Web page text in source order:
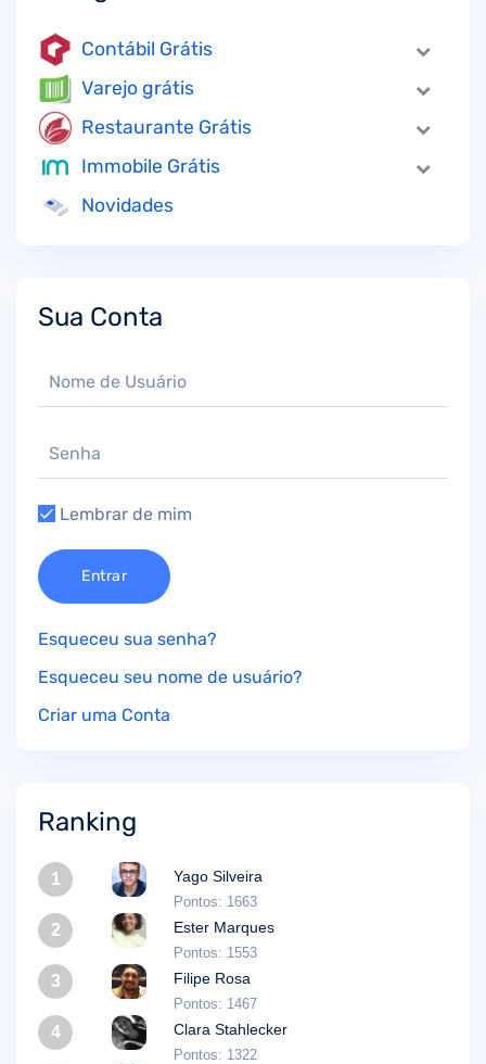
Contábil Grátis
Varejo grátis
Restaurante Grátis
Immobile Grátis
Novidades
Sua Conta
Lembrar de mim
Entrar
Esqueceu sua senha?
Esqueceu seu nome de usuário?
Criar uma Conta
Ranking
1 Yago Silveira
Pontos: 1663
2 Ester Marques
Pontos: 1553
3 Filipe Rosa
Pontos: 1467
4 Clara Stahlecker
Pontos: 1322